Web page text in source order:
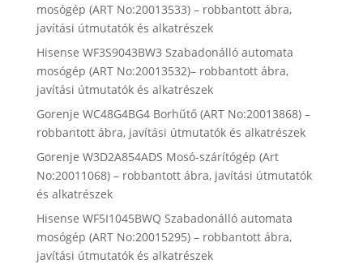
mosógép (ART No:20013533) – robbantott ábra,
javítási útmutatók és alkatrészek
Hisense WF3S9043BW3 Szabadonálló automata
mosógép (ART No:20013532)– robbantott ábra,
javítási útmutatók és alkatrészek
Gorenje WC48G4BG4 Borhűtő (ART No:20013868) –
robbantott ábra, javítási útmutatók és alkatrészek
Gorenje W3D2A854ADS Mosó-szárítógép (Art
No:20011068) – robbantott ábra, javítási útmutatók
és alkatrészek
Hisense WF5I1045BWQ Szabadonálló automata
mosógép (ART No:20015295) – robbantott ábra,
javítási útmutatók és alkatrészek